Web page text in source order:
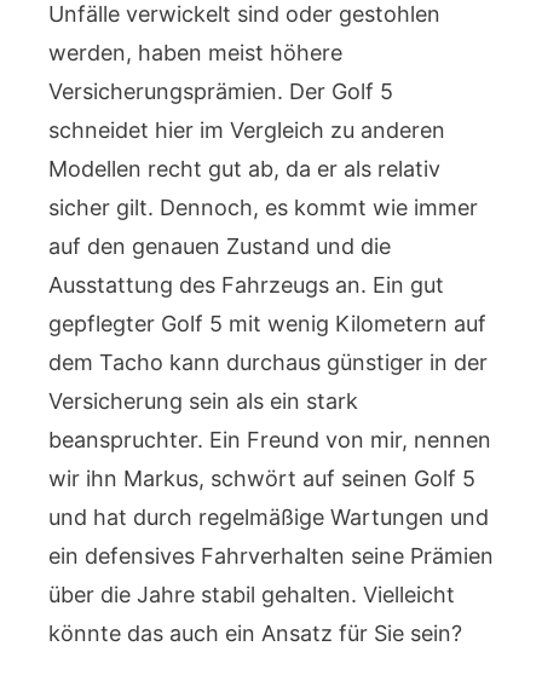
Unfälle verwickelt sind oder gestohlen
werden, haben meist höhere
Versicherungsprämien. Der Golf 5
schneidet hier im Vergleich zu anderen
Modellen recht gut ab, da er als relativ
sicher gilt. Dennoch, es kommt wie immer
auf den genauen Zustand und die
Ausstattung des Fahrzeugs an. Ein gut
gepflegter Golf 5 mit wenig Kilometern auf
dem Tacho kann durchaus günstiger in der
Versicherung sein als ein stark
beanspruchter. Ein Freund von mir, nennen
wir ihn Markus, schwört auf seinen Golf 5
und hat durch regelmäßige Wartungen und
ein defensives Fahrverhalten seine Prämien
über die Jahre stabil gehalten. Vielleicht
könnte das auch ein Ansatz für Sie sein?